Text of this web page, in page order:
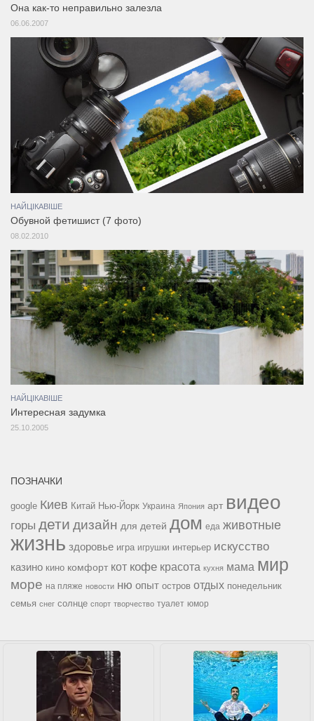
Она как-то неправильно залезла
06.06.2007
НАЙЦІКАВІШЕ
Обувной фетишист (7 фото)
08.02.2010
НАЙЦІКАВІШЕ
Интересная задумка
25.10.2005
ПОЗНАЧКИ
google Киев Китай Нью-Йорк Украина Япония арт видео
горы дети дизайн для детей дом еда животные
жизнь здоровье игра игрушки интерьер искусство
казино кино комфорт кот кофе красота кухня мама мир
море на пляже новости ню опыт остров отдых понедельник
семья снег солнце спорт творчество туалет юмор